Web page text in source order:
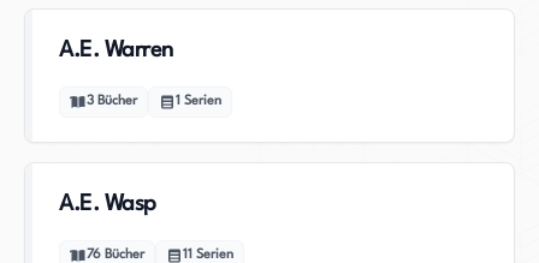
A.E. Warren
3 Bücher 1 Serien
A.E. Wasp
76 Bücher 11 Serien